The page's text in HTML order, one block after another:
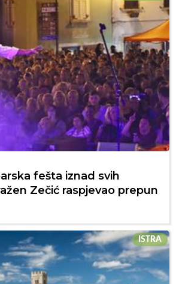
fešta iznad svih
Zečić raspjevao prepun
ISTRA